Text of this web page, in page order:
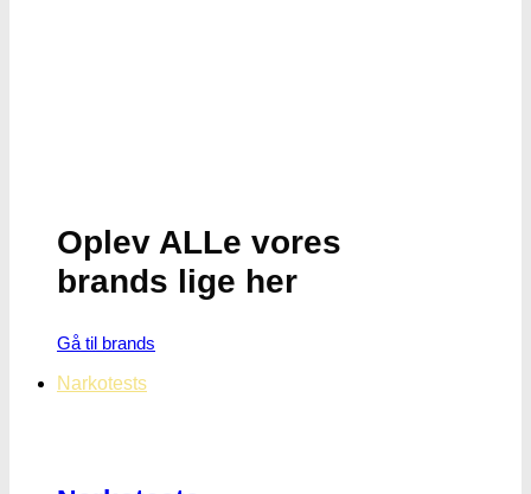
Oplev ALLe vores
brands lige her
Gå til brands
Narkotests